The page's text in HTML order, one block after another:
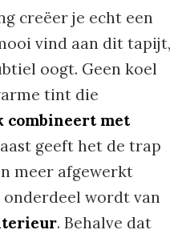
creëer je echt een
vind aan dit tapijt,
oogt. Geen koel
tint die
combineert met
geeft het de trap
meer afgewerkt
onderdeel wordt van
. Behalve dat